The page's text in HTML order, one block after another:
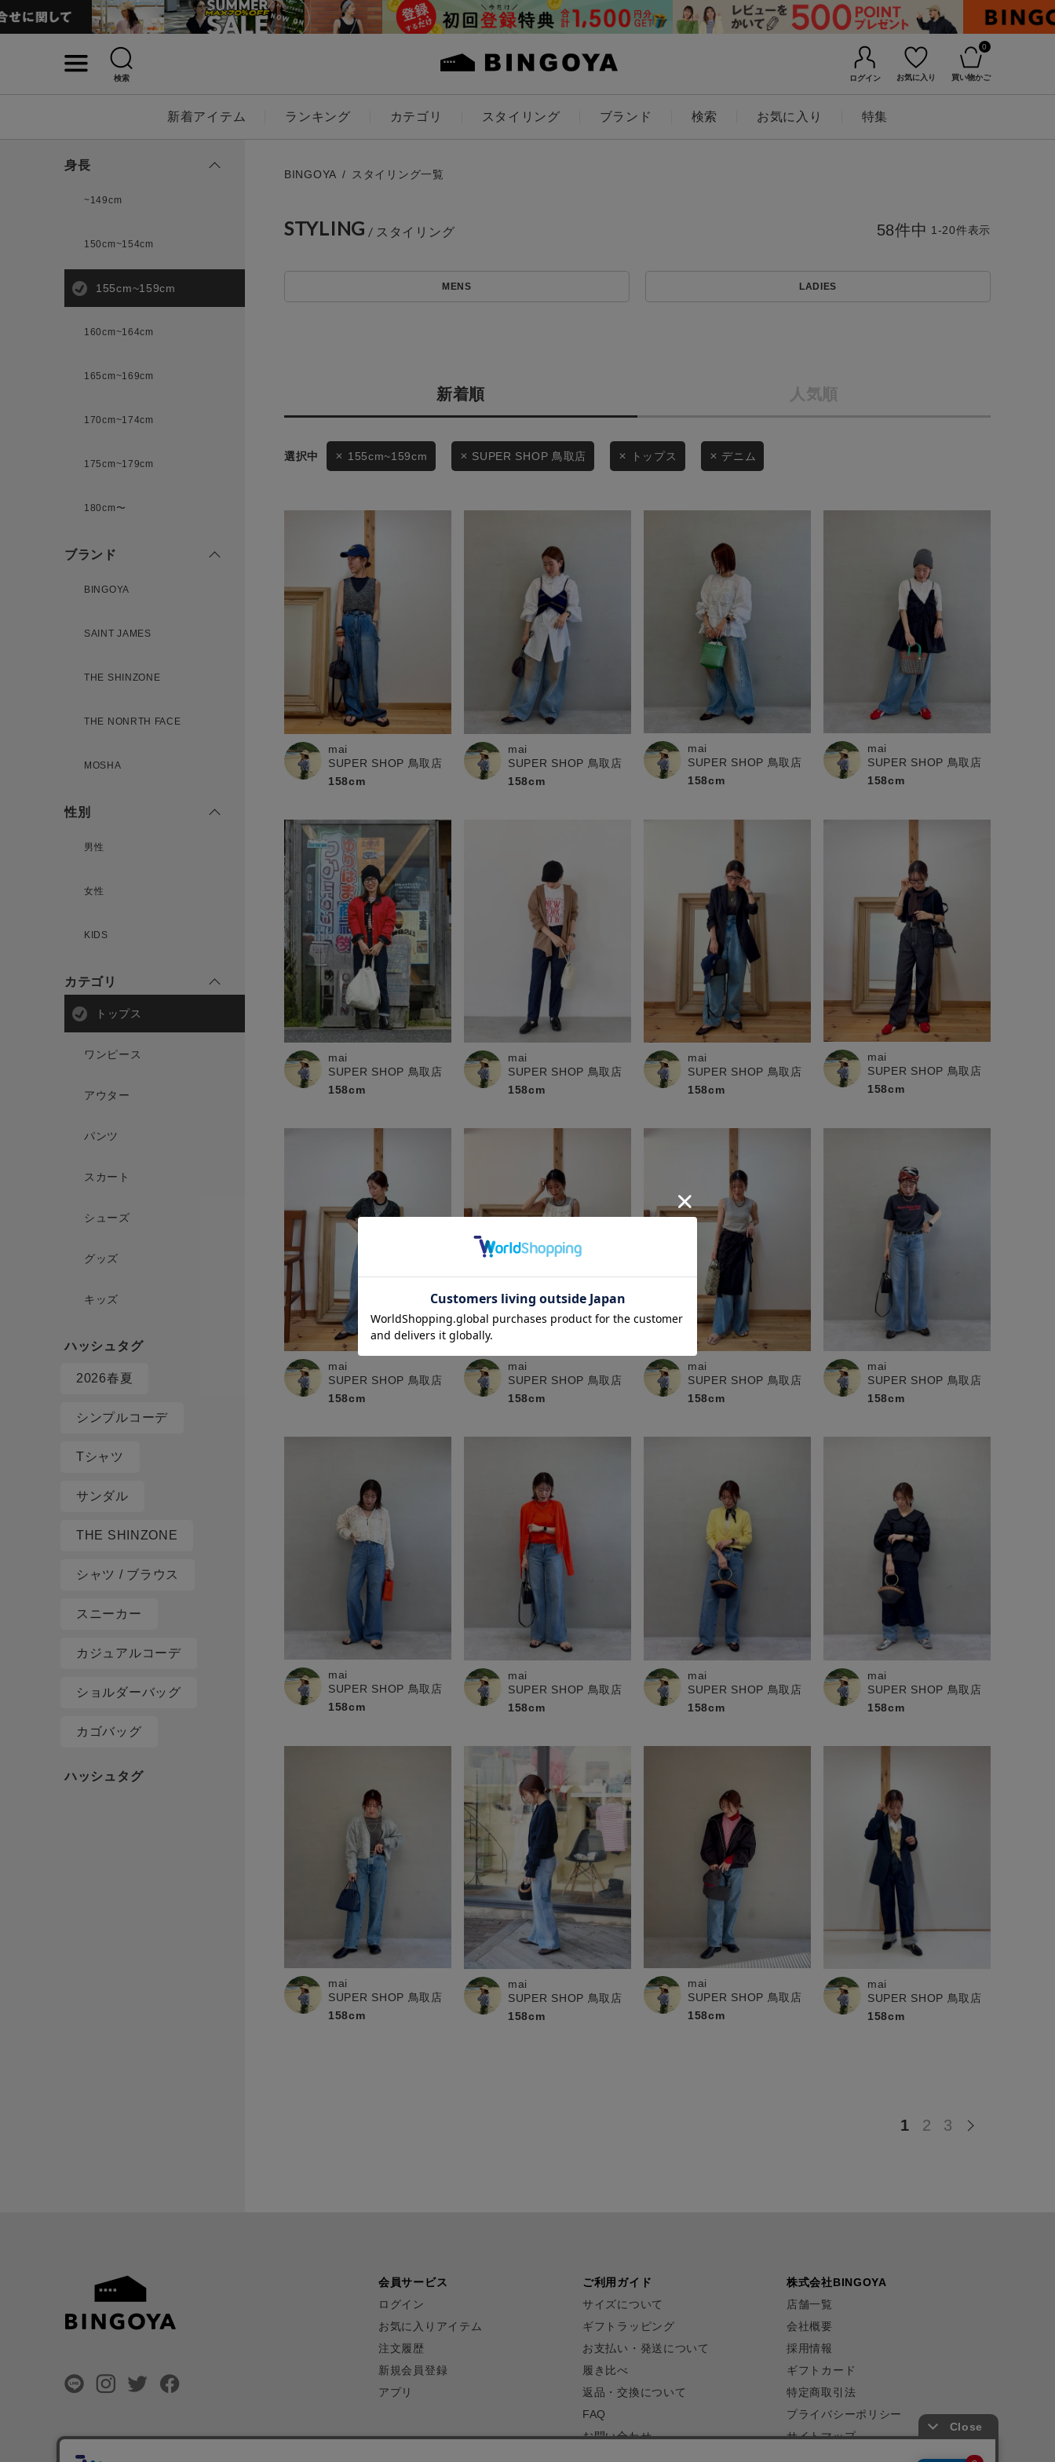
検索 ログイン お気に入り
0
買い物かご
新着アイテム ランキング カテゴリ スタイリング ブランド 検索 お気に入り 特集
条件絞り込み検索
カテゴリから探す
スタイリングから探す
ブランドから探す
店舗一覧
会社概要
採用情報
ギフトカード
お知らせ・ご利用ガイド
お知らせ
ご利用ガイド
ギフトラッピング
お問い合わせ
無料公式アプリダウンロード
キーワード
LADIES KIDS
価格
セール価格 WEB限定
在庫
在庫なし含む
この条件で絞り込む
身長
~149cm
150cm~154cm
155cm~159cm
160cm~164cm
165cm~169cm
170cm~174cm
175cm~179cm
180cm〜
ブランド
BINGOYA
SAINT JAMES
THE SHINZONE
THE NONRTH FACE
MOSHA
性別
男性
女性
KIDS
カテゴリ
トップス
ワンピース
アウター
パンツ
スカート
シューズ
グッズ
キッズ
2026春夏
シンプルコーデ
Tシャツ
サンダル
THE SHINZONE
シャツ / ブラウス
スニーカー
カジュアルコーデ
ショルダーバッグ
カゴバッグ
BINGOYA スタイリング一覧
STYLING
MENS LADIES
新着順 人気順
58件中 1-20件表示
155cm~159cm SUPER SHOP 鳥取店 トップス デニム
mai
SUPER SHOP 鳥取店
158cm
mai
SUPER SHOP 鳥取店
158cm
mai
SUPER SHOP 鳥取店
158cm
mai
SUPER SHOP 鳥取店
158cm
mai
SUPER SHOP 鳥取店
158cm
mai
SUPER SHOP 鳥取店
158cm
mai
SUPER SHOP 鳥取店
158cm
mai
SUPER SHOP 鳥取店
158cm
mai
SUPER SHOP 鳥取店
158cm
mai
SUPER SHOP 鳥取店
158cm
mai
SUPER SHOP 鳥取店
158cm
mai
SUPER SHOP 鳥取店
158cm
mai
SUPER SHOP 鳥取店
158cm
mai
SUPER SHOP 鳥取店
158cm
mai
SUPER SHOP 鳥取店
158cm
mai
SUPER SHOP 鳥取店
158cm
mai
SUPER SHOP 鳥取店
158cm
mai
SUPER SHOP 鳥取店
158cm
mai
SUPER SHOP 鳥取店
158cm
mai
SUPER SHOP 鳥取店
158cm
1 2 3
会員サービス
ログイン
お気に入りアイテム
注文履歴
新規会員登録
アプリ
ご利用ガイド
サイズについて
ギフトラッピング
お支払い・発送について
履き比べ
返品・交換について
FAQ
お問い合わせ
株式会社BINGOYA
店舗一覧
会社概要
採用情報
ギフトカード
特定商取引法
プライバシーポリシー
サイトマップ